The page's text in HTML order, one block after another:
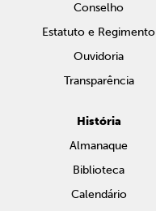
Conselho
Estatuto e Regimento
Ouvidoria
Transparência
História
Almanaque
Biblioteca
Calendário